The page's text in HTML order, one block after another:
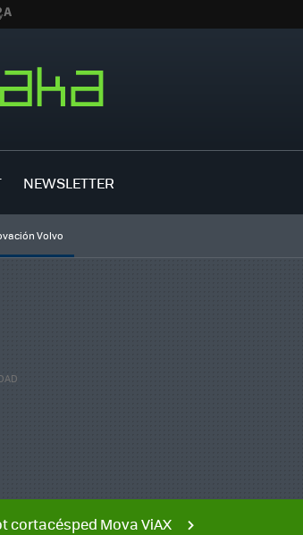
NEWSLETTER
Volvo
cortacésped Mova ViAX